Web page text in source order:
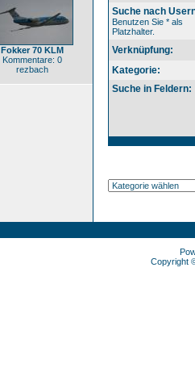
Fokker 70 KLM
Kommentare: 0
rezbach
Suche nach
Benutzen Sie * als
Platzhalter.
Verknüpfung:
Kategorie:
Suche in Feldern:
Copyright